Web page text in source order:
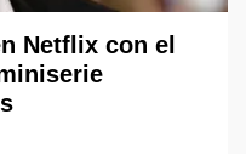
Netflix con el